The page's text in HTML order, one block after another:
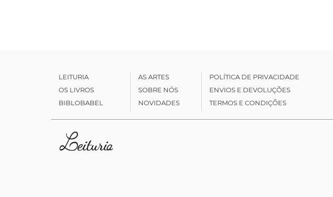
LEITURIA
OS LIVROS
BIBLOBABEL
AS ARTES
SOBRE NÓS
NOVIDADES
POLÍTICA DE PRIVACIDADE
ENVIOS E DEVOLUÇÕES
TERMOS E CONDIÇÕES